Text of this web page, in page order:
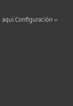
aquí.Configuración